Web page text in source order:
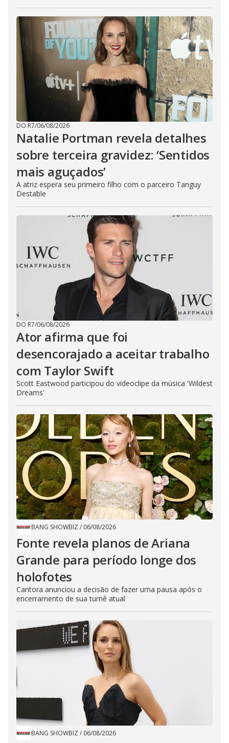
DO R7/06/08/2026
Natalie Portman revela detalhes
sobre terceira gravidez: ‘Sentidos
mais aguçados’
A atriz espera seu primeiro filho com o parceiro Tanguy
Destable
DO R7/06/08/2026
Ator afirma que foi
desencorajado a aceitar trabalho
com Taylor Swift
Scott Eastwood participou do videoclipe da música 'Wildest
Dreams'
BANG SHOWBIZ / 06/08/2026
Fonte revela planos de Ariana
Grande para período longe dos
holofotes
Cantora anunciou a decisão de fazer uma pausa após o
encerramento de sua turnê atual
BANG SHOWBIZ / 06/08/2026